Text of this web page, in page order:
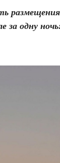
за одну